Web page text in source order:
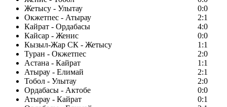
Жетысу - Улытау
0:0
Окжетпес - Атырау
2:1
Кайрат - Ордабасы
4:0
Кайсар - Женис
0:0
Кызыл-Жар СК - Жетысу
1:1
Туран - Окжетпес
2:0
Астана - Кайрат
1:1
Атырау - Елимай
2:1
Тобол - Улытау
2:0
Ордабасы - Актобе
0:0
Атырау - Кайрат
0:1